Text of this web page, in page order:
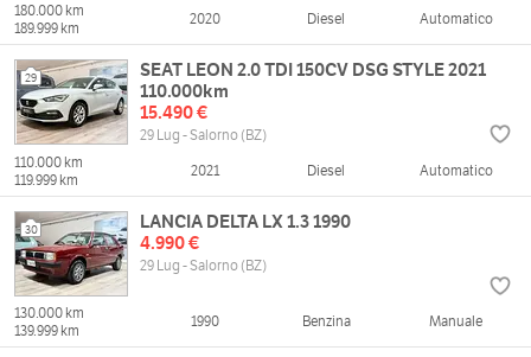
180.000 km
189.999 km
2020 Diesel Automatico
29
SEAT LEON 2.0 TDI 150CV DSG STYLE 2021
110.000km
15.490 €
29 Lug - Salorno (BZ)
110.000 km
119.999 km
2021 Diesel Automatico
30
LANCIA DELTA LX 1.3 1990
4.990 €
29 Lug - Salorno (BZ)
130.000 km
139.999 km
1990 Benzina Manuale